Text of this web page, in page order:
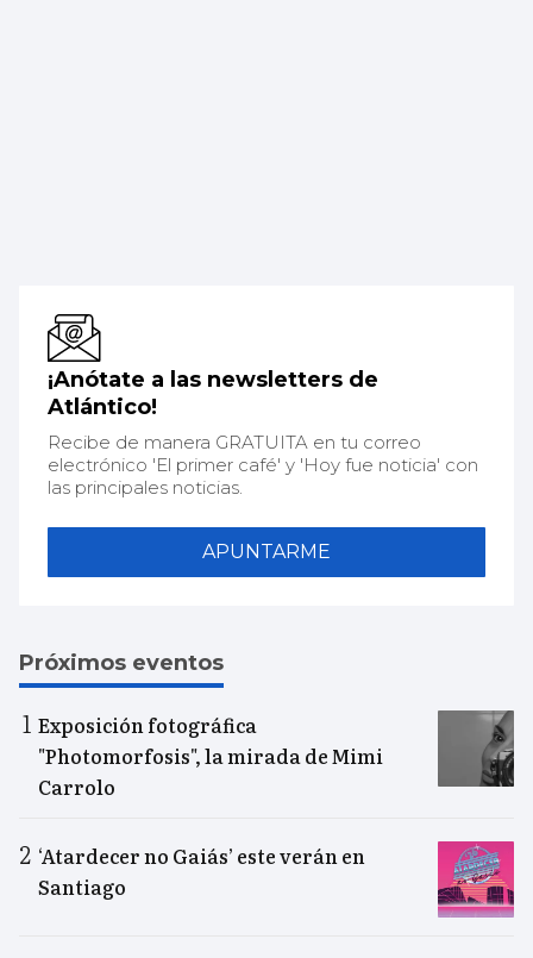
¡Anótate a las newsletters de
Atlántico!
Recibe de manera GRATUITA en tu correo
electrónico 'El primer café' y 'Hoy fue noticia' con
las principales noticias.
APUNTARME
Próximos eventos
Exposición fotográfica
"Photomorfosis", la mirada de Mimi
Carrolo
‘Atardecer no Gaiás’ este verán en
Santiago